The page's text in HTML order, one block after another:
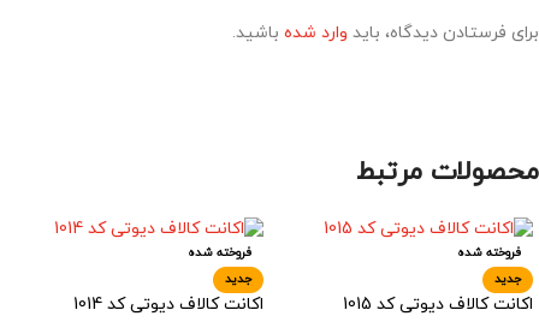
برای فرستادن دیدگاه، باید وارد شده باشید.
محصولات مرتبط
فروخته شده
جدید
اکانت کالاف دیوتی کد 1015
فروخته شده
جدید
اکانت کالاف دیوتی کد 1014